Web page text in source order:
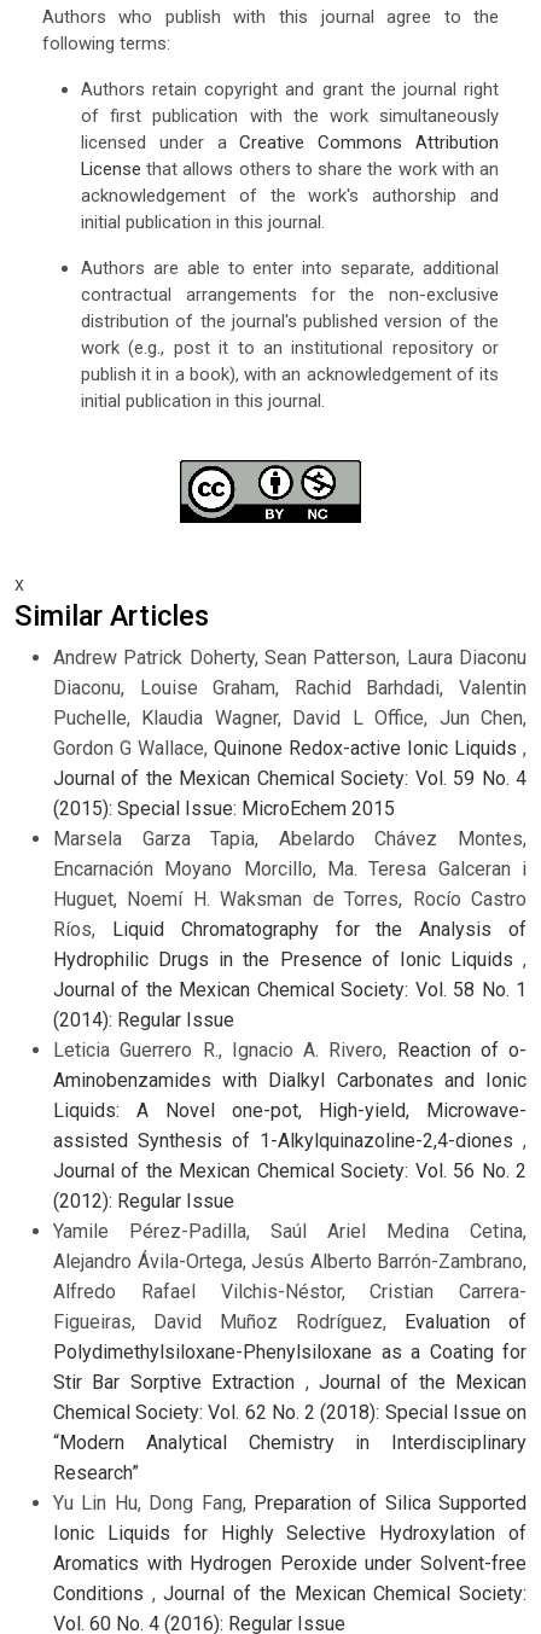
Authors who publish with this journal agree to the
following terms:
Authors retain copyright and grant the journal right
of first publication with the work simultaneously
licensed under aCreative Commons Attribution
License that allows others to share the work with an
acknowledgement of the work's authorship and
initial publication in this journal.
Authors are able to enter into separate, additional
contractual arrangements for the non-exclusive
distribution of the journal's published version of the
work (e.g., post it to an institutional repository or
publish it in a book), with an acknowledgement of its
initial publication in this journal.
x
Similar Articles
Andrew Patrick Doherty, Sean Patterson, Laura Diaconu
Diaconu, Louise Graham, Rachid Barhdadi, Valentin
Puchelle, Klaudia Wagner, David L Office, Jun Chen,
Gordon G Wallace, Quinone Redox-active Ionic Liquids ,
Journal of the Mexican Chemical Society: Vol. 59 No. 4
(2015): Special Issue: MicroEchem 2015
Marsela Garza Tapia, Abelardo Chávez Montes,
Encarnación Moyano Morcillo, Ma. Teresa Galceran i
Huguet, Noemí H. Waksman de Torres, Rocío Castro
Ríos, Liquid Chromatography for the Analysis of
Hydrophilic Drugs in the Presence of Ionic Liquids ,
Journal of the Mexican Chemical Society: Vol. 58 No. 1
(2014): Regular Issue
Leticia Guerrero R., Ignacio A. Rivero, Reaction of o-
Aminobenzamides with Dialkyl Carbonates and Ionic
Liquids: A Novel one-pot, High-yield, Microwave-
assisted Synthesis of 1-Alkylquinazoline-2,4-diones ,
Journal of the Mexican Chemical Society: Vol. 56 No. 2
(2012): Regular Issue
Yamile Pérez-Padilla, Saúl Ariel Medina Cetina,
Alejandro Ávila-Ortega, Jesús Alberto Barrón-Zambrano,
Alfredo Rafael Vilchis-Néstor, Cristian Carrera-
Figueiras, David Muñoz Rodríguez, Evaluation of
Polydimethylsiloxane-Phenylsiloxane as a Coating for
Stir Bar Sorptive Extraction , Journal of the Mexican
Chemical Society: Vol. 62 No. 2 (2018): Special Issue on
“Modern Analytical Chemistry in Interdisciplinary
Research”
Yu Lin Hu, Dong Fang, Preparation of Silica Supported
Ionic Liquids for Highly Selective Hydroxylation of
Aromatics with Hydrogen Peroxide under Solvent-free
Conditions ,Journal of the Mexican Chemical Society:
Vol. 60 No. 4 (2016): Regular Issue